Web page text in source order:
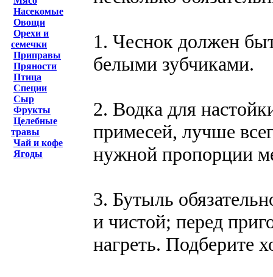
Насекомые
Овощи
Орехи и
семечки
Приправы
Пряности
Птица
Специи
Сыр
Фрукты
Целебные
травы
Чай и кофе
Ягоды
1. Чеснок должен
белыми зубчиками.
2. Водка для
примесей, лучше
нужной пропорции
3. Бутыль
и чистой; перед
нагреть. Подберите